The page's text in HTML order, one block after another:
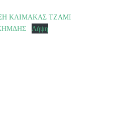
ΚΛΙΜΑΚΑΣ ΤΖΑΜΙ
Λήψη